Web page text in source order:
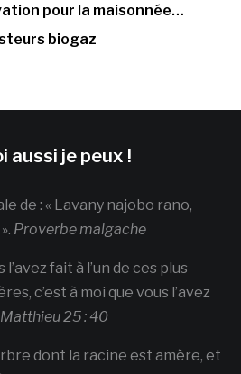
pour la maisonnée…
biogaz
aussi je peux !
de : « Lavany najobo rano,
Proverbe malgache
fait à l’un de ces plus
c’est à moi que vous l’avez
25 : 40
dont la racine est amère, et